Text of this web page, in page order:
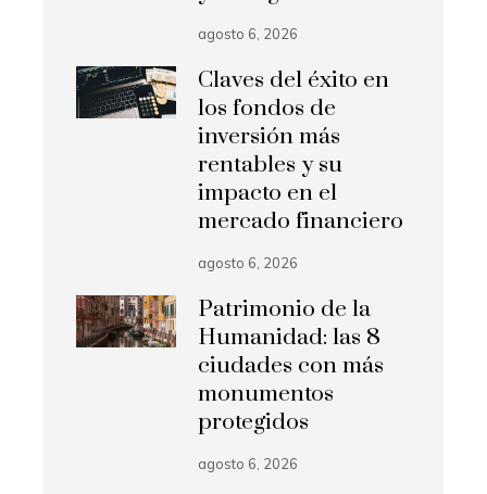
agosto 6, 2026
Claves del éxito en
los fondos de
inversión más
rentables y su
impacto en el
mercado financiero
agosto 6, 2026
Patrimonio de la
Humanidad: las 8
ciudades con más
monumentos
protegidos
agosto 6, 2026